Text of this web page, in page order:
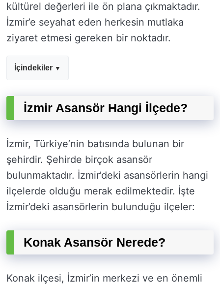
kültürel değerleri ile ön plana çıkmaktadır.
İzmir’e seyahat eden herkesin mutlaka
ziyaret etmesi gereken bir noktadır.
İçindekiler
İzmir Asansör Hangi İlçede?
İzmir, Türkiye’nin batısında bulunan bir
şehirdir. Şehirde birçok asansör
bulunmaktadır. İzmir’deki asansörlerin hangi
ilçelerde olduğu merak edilmektedir. İşte
İzmir’deki asansörlerin bulunduğu ilçeler:
Konak Asansör Nerede?
Konak ilçesi, İzmir’in merkezi ve en önemli